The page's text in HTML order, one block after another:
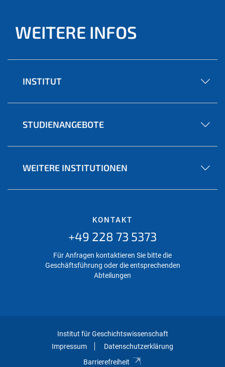
WEITERE INFOS
INSTITUT
STUDIENANGEBOTE
WEITERE INSTITUTIONEN
KONTAKT
+49 228 73 5373
Für Anfragen kontaktieren Sie bitte die
Geschäftsführung oder die entsprechenden
Abteilungen
Institut für Geschichtswissenschaft
Impressum
Datenschutzerklärung
Barrierefreiheit